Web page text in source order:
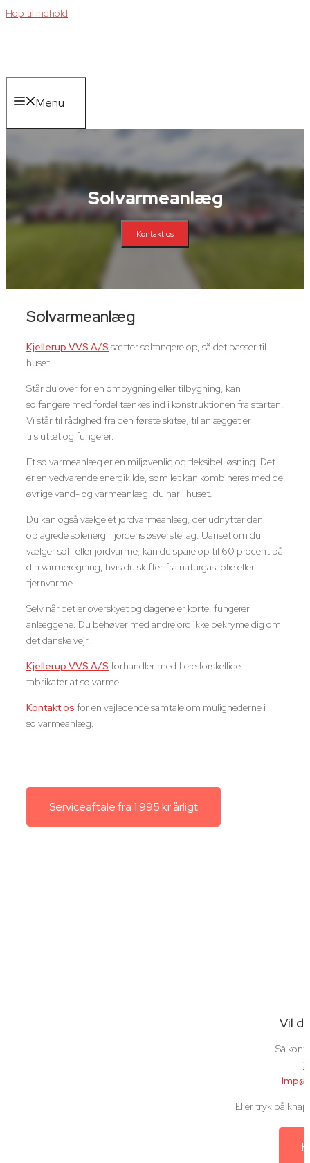
Hop til indhold
Menu
Solvarmeanlæg
Kontakt os
Solvarmeanlæg
Kjellerup VVS A/S sætter solfangere op, så det passer til
huset.
Står du over for en ombygning eller tilbygning, kan
solfangere med fordel tænkes ind i konstruktionen fra starten.
Vi står til rådighed fra den første skitse, til anlægget er
tilsluttet og fungerer.
Et solvarmeanlæg er en miljøvenlig og fleksibel løsning. Det
er en vedvarende energikilde, som let kan kombineres med de
øvrige vand- og varmeanlæg, du har i huset.
Du kan også vælge et jordvarmeanlæg, der udnytter den
oplagrede solenergi i jordens øsverste lag. Uanset om du
vælger sol- eller jordvarme, kan du spare op til 60 procent på
din varmeregning, hvis du skifter fra naturgas, olie eller
fjernvarme.
Selv når det er overskyet og dagene er korte, fungerer
anlæggene. Du behøver med andre ord ikke bekryme dig om
det danske vejr.
Kjellerup VVS A/S forhandler med flere forskellige
fabrikater at solvarme.
Kontakt os for en vejledende samtale om mulighederne i
solvarmeanlæg.
Serviceaftale fra 1.995 kr årligt
Vil
Så
Eller tryk på